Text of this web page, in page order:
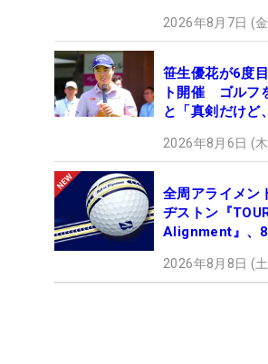
2026年8月7日 (
笹生優花が6度
ト開催 ゴルフ
と「真剣だけど
2026年8月6日 (
全周アライメン
ヂストン『
Alignment』、
2026年8月8日 (